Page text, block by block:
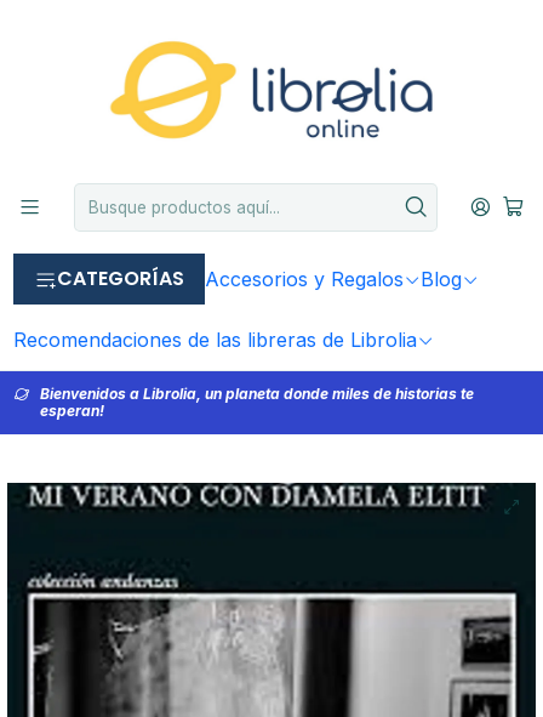
CATEGORÍAS Accesorios y Regalos Blog
Recomendaciones de las libreras de Librolia
Bienvenidos a Librolia, un planeta donde miles de historias te
esperan!